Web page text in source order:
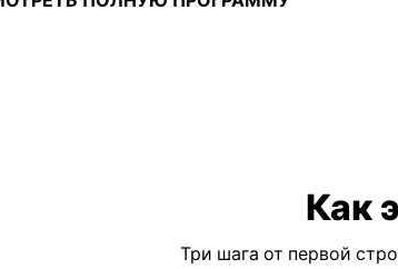
Как
Три шага от первой